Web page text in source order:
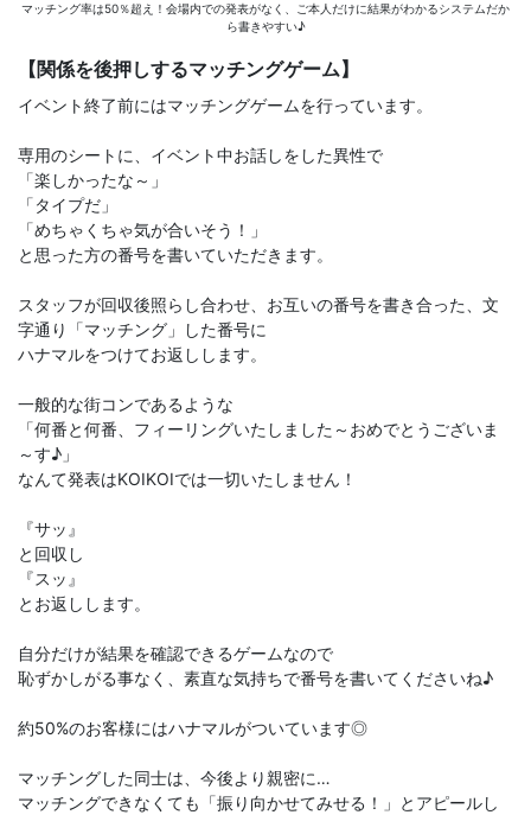
マッチング率は50％超え！会場内での発表がなく、ご本人だけに結果がわかるシステムだか
ら書きやすい♪
【関係を後押しするマッチングゲーム】
イベント終了前にはマッチングゲームを行っています。
専用のシートに、イベント中お話しをした異性で
「楽しかったな～」
「タイプだ」
「めちゃくちゃ気が合いそう！」
と思った方の番号を書いていただきます。
スタッフが回収後照らし合わせ、お互いの番号を書き合った、文
字通り「マッチング」した番号に
ハナマルをつけてお返しします。
一般的な街コンであるような
「何番と何番、フィーリングいたしました～おめでとうございま
～す♪」
なんて発表はKOIKOIでは一切いたしません！
『サッ』
と回収し
『スッ』
とお返しします。
自分だけが結果を確認できるゲームなので
恥ずかしがる事なく、素直な気持ちで番号を書いてくださいね♪
約50%のお客様にはハナマルがついています◎
マッチングした同士は、今後より親密に…
マッチングできなくても「振り向かせてみせる！」とアピールし